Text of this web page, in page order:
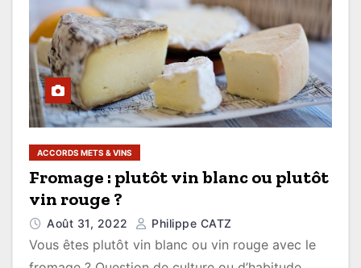
ACCORDS METS & VINS
Fromage : plutôt vin blanc ou plutôt
vin rouge ?
Août 31, 2022 Philippe CATZ
Vous êtes plutôt vin blanc ou vin rouge avec le